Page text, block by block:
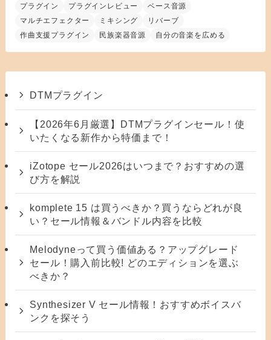
プラグイン
プラグインレビュー
ベース音源
マルチエフェクター
ミキシング
リバーブ
作曲支援プラグイン
民族楽器音源 自分の音楽を広める
DTMプラグイン
【2026年6月厳選】DTMプラグインセール！使
いたくなる新作から特価まで！
iZotope セール2026はいつまで？おすすめの選
び方を解説
komplete 15 は買うべきか？買うならどれが良
い？セール情報＆バンドル内容を比較
Melodyneって買う価値ある？アップグレード
セール！購入前比較! どのエディションを選ぶ
べきか？
Synthesizer V セール情報！おすすめボイスバ
ンクを探そう